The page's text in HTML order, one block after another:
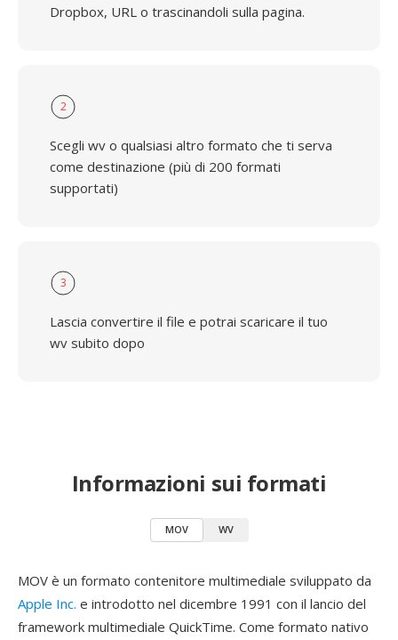
Dropbox, URL o trascinandoli sulla pagina.
2
Scegli wv o qualsiasi altro formato che ti serva
come destinazione (più di 200 formati
supportati)
3
Lascia convertire il file e potrai scaricare il tuo
wv subito dopo
Informazioni sui formati
MOV WV
MOV è un formato contenitore multimediale sviluppato da
Apple Inc. e introdotto nel dicembre 1991 con il lancio del
framework multimediale QuickTime. Come formato nativo